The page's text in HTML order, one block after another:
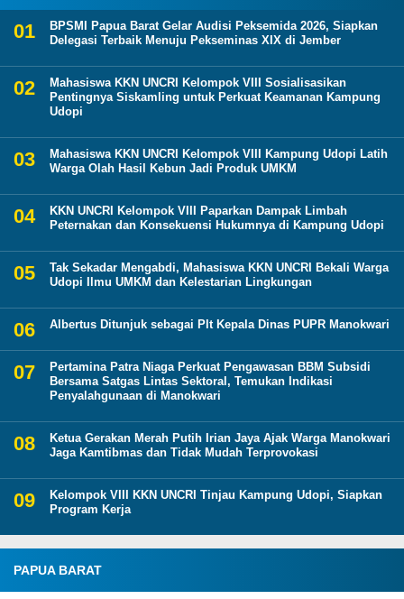
BPSMI Papua Barat Gelar Audisi Peksemida 2026, Siapkan
Delegasi Terbaik Menuju Pekseminas XIX di Jember
Mahasiswa KKN UNCRI Kelompok VIII Sosialisasikan
Pentingnya Siskamling untuk Perkuat Keamanan Kampung
Udopi
Mahasiswa KKN UNCRI Kelompok VIII Kampung Udopi Latih
Warga Olah Hasil Kebun Jadi Produk UMKM
KKN UNCRI Kelompok VIII Paparkan Dampak Limbah
Peternakan dan Konsekuensi Hukumnya di Kampung Udopi
Tak Sekadar Mengabdi, Mahasiswa KKN UNCRI Bekali Warga
Udopi Ilmu UMKM dan Kelestarian Lingkungan
Albertus Ditunjuk sebagai Plt Kepala Dinas PUPR Manokwari
Pertamina Patra Niaga Perkuat Pengawasan BBM Subsidi
Bersama Satgas Lintas Sektoral, Temukan Indikasi
Penyalahgunaan di Manokwari
Ketua Gerakan Merah Putih Irian Jaya Ajak Warga Manokwari
Jaga Kamtibmas dan Tidak Mudah Terprovokasi
Kelompok VIII KKN UNCRI Tinjau Kampung Udopi, Siapkan
Program Kerja
PAPUA BARAT